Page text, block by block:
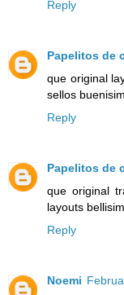
Reply
Papelitos de
que original
sellos
Reply
Papelitos de
que original
layouts
Reply
Noemi